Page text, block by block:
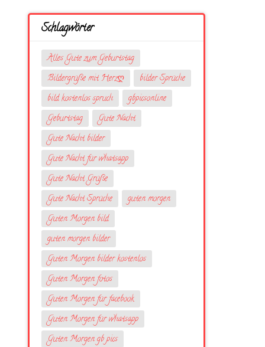
Schlagwörter
Alles Gute zum Geburtstag
Bildergrüße mit Herzღ
bilder Sprüche
bild kostenlos spruch
gbpicsonline
Geburtstag
Gute Nacht
Gute Nacht bilder
Gute Nacht für whatsapp
Gute Nacht Grüße
Gute Nacht Sprüche
guten morgen
Guten Morgen bild
guten morgen bilder
Guten Morgen bilder kostenlos
Guten Morgen fotos
Guten Morgen für facebook
Guten Morgen für whatsapp
Guten Morgen gb pics